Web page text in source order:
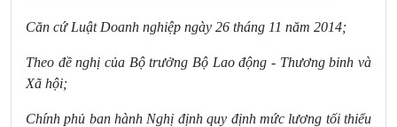
Căn cứ Luật Doanh nghiệp ngày 26 tháng 11 năm 2014;
Theo đề nghị của Bộ trưởng Bộ Lao động - Thương binh và
Xã hội;
Chính phủ ban hành Nghị định quy định mức lương tối thiểu